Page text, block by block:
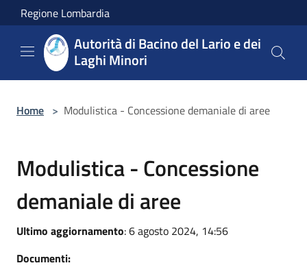
Salta al contenuto principale
Regione Lombardia
Autorità di Bacino del Lario e dei
Laghi Minori
Home > Modulistica - Concessione demaniale di aree
Modulistica - Concessione
demaniale di aree
Ultimo aggiornamento: 6 agosto 2024, 14:56
Documenti: